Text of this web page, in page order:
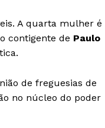
A quarta mulher é
contigente de Paulo
de freguesias de
no núcleo do poder